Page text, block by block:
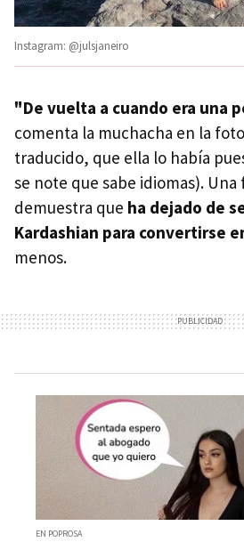
Instagram: @julsjaneiro
"De vuelta a cuando era una
comenta la muchacha en la
traducido, que ella lo había
se note que sabe idiomas).
demuestra que ha dejado de
Kardashian para convertirse
menos.
EN POPROSA